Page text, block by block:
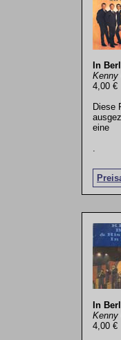
In
Kenny
4,00 €
Diese
eine
.
In
Kenny
4,00 €